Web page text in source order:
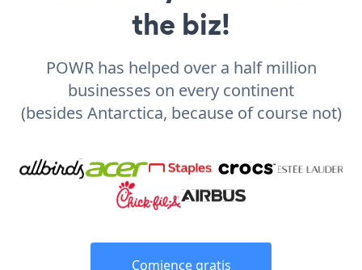
the biz!
POWR has helped over a half million
businesses on every continent
(besides Antarctica, because of course not)
Comience gratis